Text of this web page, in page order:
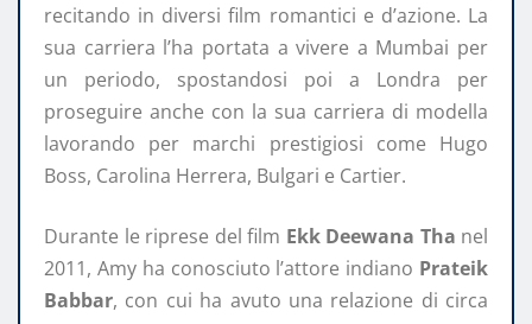
recitando in diversi film romantici e d’azione. La
sua carriera l’ha portata a vivere a Mumbai per
un periodo, spostandosi poi a Londra per
proseguire anche con la sua carriera di modella
lavorando per marchi prestigiosi come Hugo
Boss, Carolina Herrera, Bulgari e Cartier.
Durante le riprese del film Ekk Deewana Tha nel
2011, Amy ha conosciuto l’attore indiano Prateik
Babbar, con cui ha avuto una relazione di circa